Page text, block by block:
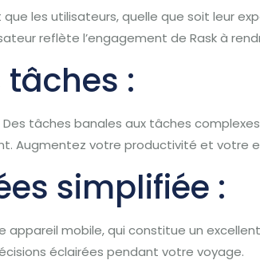
les utilisateurs, quelle que soit leur
reflète l’engagement de Rask à
:
tâches banales aux tâches
Augmentez votre productivité et votre
simplifiée :
mobile, qui constitue un
éclairées pendant votre voyage.